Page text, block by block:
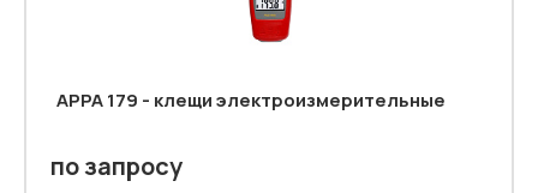
APPA 179 - клещи электроизмерительные
по запросу